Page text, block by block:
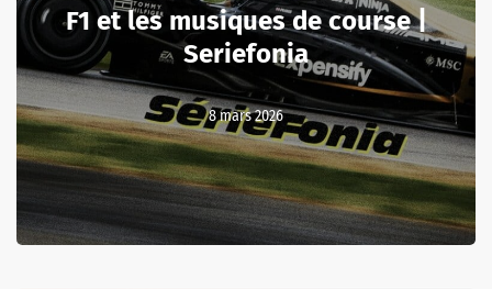
F1 et les musiques de course |
Seriefonia
8 mars 2026